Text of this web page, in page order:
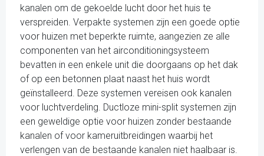
kanalen om de gekoelde lucht door het huis te
verspreiden. Verpakte systemen zijn een goede optie
voor huizen met beperkte ruimte, aangezien ze alle
componenten van het airconditioningsysteem
bevatten in een enkele unit die doorgaans op het dak
of op een betonnen plaat naast het huis wordt
geïnstalleerd. Deze systemen vereisen ook kanalen
voor luchtverdeling. Ductloze mini-split systemen zijn
een geweldige optie voor huizen zonder bestaande
kanalen of voor kameruitbreidingen waarbij het
verlengen van de bestaande kanalen niet haalbaar is.